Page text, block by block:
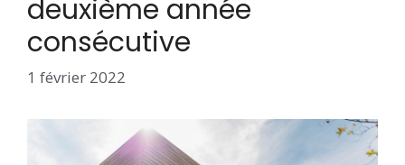
deuxième année
consécutive
1 février 2022